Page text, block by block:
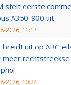
stelt eerste
A350-900 uit
2026, 11:17
breidt uit op ABC-
meer rechtstreekse
2026, 10:24